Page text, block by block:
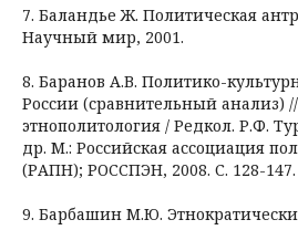
7. Баландье Ж. Политическая
Научный мир, 2001.
8. Баранов А.В. Политико-
России (сравнительный анализ)
этнополитология / Редкол. Р.Ф.
др. М.: Российская ассоциация
(РАПН); РОССПЭН, 2008. С. 128-147.
9. Барбашин М.Ю.